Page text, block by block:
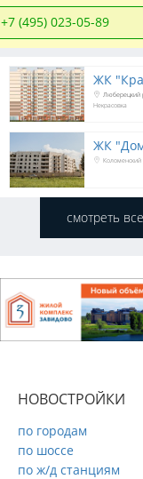
+7 (495) 023-05-89
ЖК
Люберецкий
Некрасовка
ЖК
Коломенский
смотреть
НОВОСТРОЙКИ
по городам
по шоссе
по ж/д станциям